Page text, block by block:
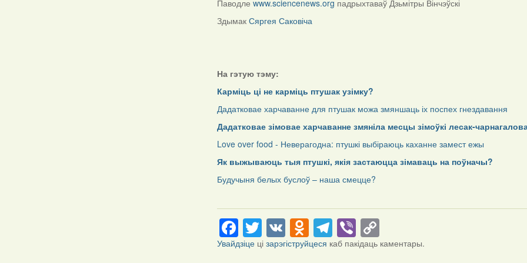
Паводлеwww.sciencenews.org падрыхтаваў Дзьмітры Вінчэўскі
ЗдымакСяргея Саковіча
На гэтую тэму:
Карміць ці не карміць птушак узімку?
Дадатковае харчаванне для птушак можа змяншаць іх поспех гнездавання
Дадатковае зімовае харчаванне змяніла месцы зімоўкі лесак-
Love over food - Неверагодна: птушкі выбіраюць каханне замест ежы
Як выжываюць тыя птушкі, якія застаюцца зімаваць на поўначы?
Будучыня белых буслоў – наша смецце?
Facebook
Twitter
VKOdnoklassniki
Telegram
Viber
Link
Увайдзіце цізарэгіструйцеся каб пакідаць каментары.